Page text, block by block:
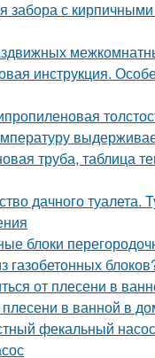
забора с
инструкция.
труба, таблица
дачного туалета.
блоки
газобетонных
от плесени в
плесени в ванной в
фекальный